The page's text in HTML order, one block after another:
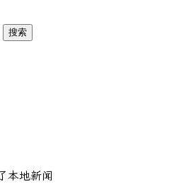
本地新闻